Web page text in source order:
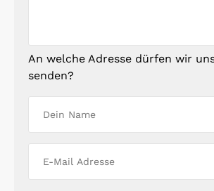
An welche Adresse dürfen wir
senden?